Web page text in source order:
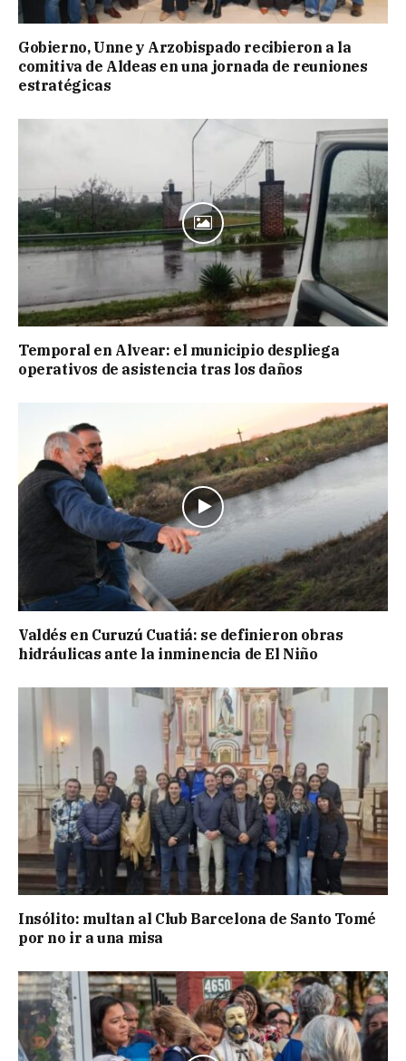
Gobierno, Unne y Arzobispado recibieron a la
comitiva de Aldeas en una jornada de reuniones
estratégicas
Temporal en Alvear: el municipio despliega
operativos de asistencia tras los daños
Valdés en Curuzú Cuatiá: se definieron obras
hidráulicas ante la inminencia de El Niño
Insólito: multan al Club Barcelona de Santo Tomé
por no ir a una misa